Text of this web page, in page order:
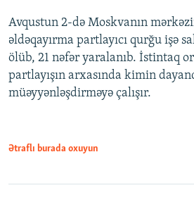
Avqustun 2-də Moskvanın
əldəqayırma partlayıcı qurğu işə
ölüb, 21 nəfər yaralanıb. İstintaq
partlayışın arxasında kimin
müəyyənləşdirməyə çalışır.
Ətraflı burada oxuyun